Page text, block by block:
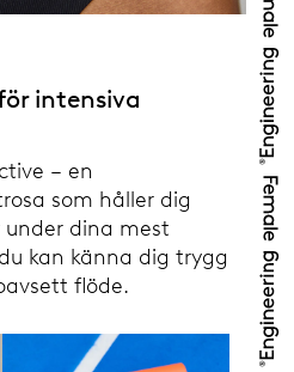
intensiva
– en
som håller dig
under dina mest
kan känna dig trygg
flöde.